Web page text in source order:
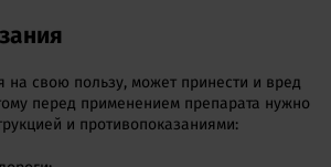
на свою пользу, может принести и вред
перед применением препарата нужно
и противопоказаниями: